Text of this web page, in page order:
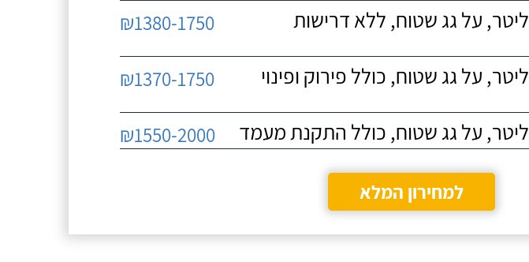
התקנת דוד שמש, 120 ליטר, על גג שטוח, ללא דרישות
₪1380-1750
התקנת דוד שמש, 120 ליטר, על גג שטוח, כולל פירוק ופינוי
₪1370-1750
₪1550-2000
למחירון המלא